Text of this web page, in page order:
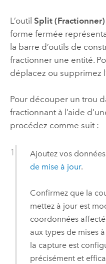
L’outil Split (Fractionner)
forme fermée
la barre d’outils de
fractionner une entité.
déplacez ou supprimez
Pour découper un trou
fractionnant à l’aide
procédez comme suit :
Ajoutez vos
de mise à jour.
Confirmez que la
mettez à jour est
coordonnées
aux types de mises
la capture est
précisément et